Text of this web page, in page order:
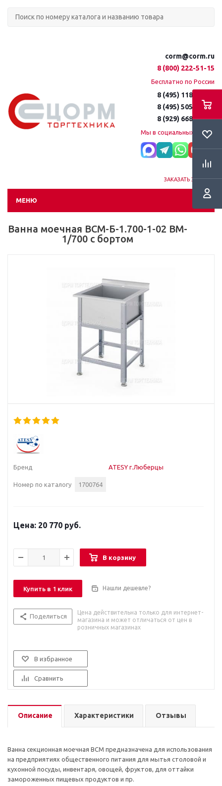
corm@corm.ru
8 (800) 222-51-15
Бесплатно по России
8 (495) 118-61-16
8 (495) 505-51-15
8 (929) 668-95-35
Мы в социальных сетях:
ЗАКАЗАТЬ ЗВОНОК
МЕНЮ
Ванна моечная ВСМ-Б-1.700-1-02 ВМ-
1/700 с бортом
Бренд ATESY г.Люберцы
Номер по каталогу 1700764
20 770 руб.
В корзину
Купить в 1 клик Нашли дешевле?
Поделиться
Цена действительна только для интернет-
магазина и может отличаться от цен в
розничных магазинах
В избранное
Сравнить
Описание Характеристики Отзывы
Ванна секционная моечная ВСМ предназначена для использования
на предприятиях общественного питания для мытья столовой и
кухонной посуды, инвентаря, овощей, фруктов, для оттайки
замороженных пищевых продуктов и пр.